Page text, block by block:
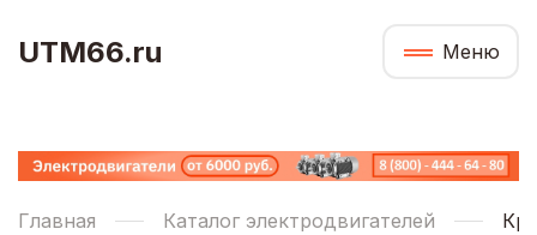
UTM66.ru Меню
Главная Каталог электродвигателей